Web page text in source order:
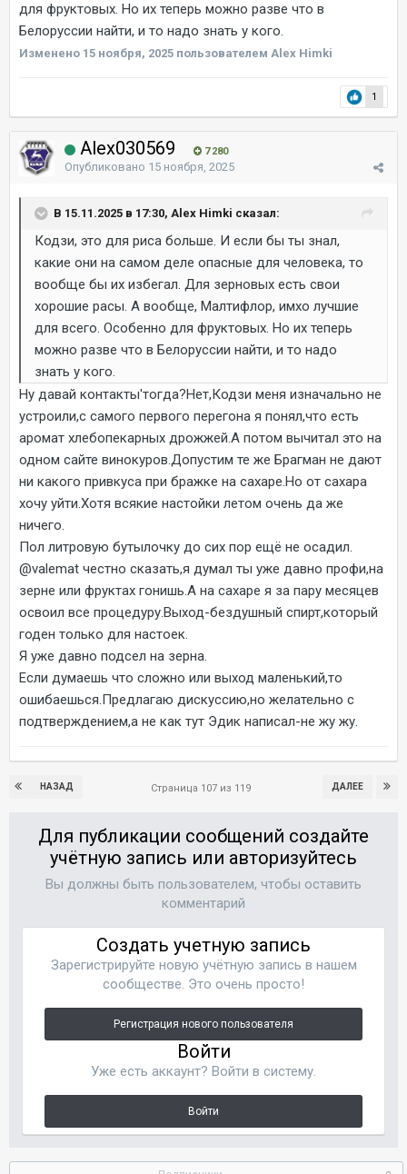
для фруктовых. Но их теперь можно разве что в
Белоруссии найти, и то надо знать у кого.
Изменено 15 ноября, 2025 пользователем Alex Himki
1
Alex030569 7 280
Опубликовано 15 ноября, 2025
В 15.11.2025 в 17:30, Alex Himki сказал:
Кодзи, это для риса больше. И если бы ты знал,
какие они на самом деле опасные для человека, то
вообще бы их избегал. Для зерновых есть свои
хорошие расы. А вообще, Малтифлор, имхо лучшие
для всего. Особенно для фруктовых. Но их теперь
можно разве что в Белоруссии найти, и то надо
знать у кого.
Ну давай контакты'тогда?Нет,Кодзи меня изначально не
устроили,с самого первого перегона я понял,что есть
аромат хлебопекарных дрожжей.А потом вычитал это на
одном сайте винокуров.Допустим те же Брагман не дают
ни какого привкуса при бражке на сахаре.Но от сахара
хочу уйти.Хотя всякие настойки летом очень да же
ничего.
Пол литровую бутылочку до сих пор ещё не осадил.
@valemat честно сказать,я думал ты уже давно профи,на
зерне или фруктах гонишь.А на сахаре я за пару месяцев
освоил все процедуру.Выход-бездушный спирт,который
годен только для настоек.
Я уже давно подсел на зерна.
Если думаешь что сложно или выход маленький,то
ошибаешься.Предлагаю дискуссию,но желательно с
подтверждением,а не как тут Эдик написал-не жу жу.
НАЗАД ДАЛЕЕ
Страница 107 из 119
Для публикации сообщений создайте
учётную запись или авторизуйтесь
Вы должны быть пользователем, чтобы оставить
комментарий
Создать учетную запись
Зарегистрируйте новую учётную запись в нашем
сообществе. Это очень просто!
Регистрация нового пользователя
Войти
Уже есть аккаунт? Войти в систему.
Войти